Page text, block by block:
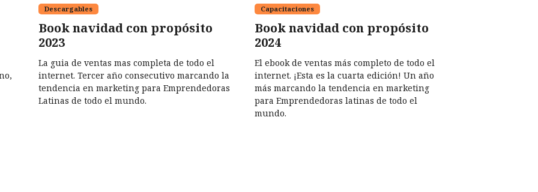
Descargables
Book navidad con propósito
2023
La guia de ventas mas completa de todo el
internet. Tercer año consecutivo marcando la
tendencia en marketing para Emprendedoras
Latinas de todo el mundo.
Capacitaciones
Book navidad con propósito
2024
El ebook de ventas más completo de todo el
internet. ¡Esta es la cuarta edición! Un año
más marcando la tendencia en marketing
para Emprendedoras latinas de todo el
mundo.